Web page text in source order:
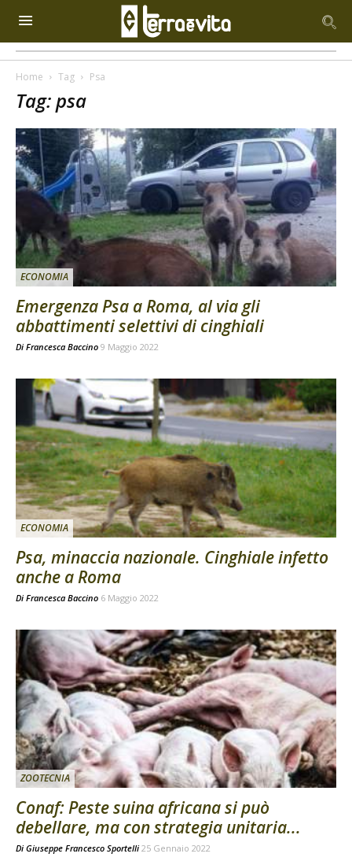
Home Tag Psa
Tag: psa
ECONOMIA
Emergenza Psa a Roma, al via gli
abbattimenti selettivi di cinghiali
Di Francesca Baccino 9 Maggio 2022
ECONOMIA
Psa, minaccia nazionale. Cinghiale infetto
anche a Roma
Di Francesca Baccino 6 Maggio 2022
ZOOTECNIA
Conaf: Peste suina africana si può
debellare, ma con strategia unitaria...
Di Giuseppe Francesco Sportelli 25 Gennaio 2022